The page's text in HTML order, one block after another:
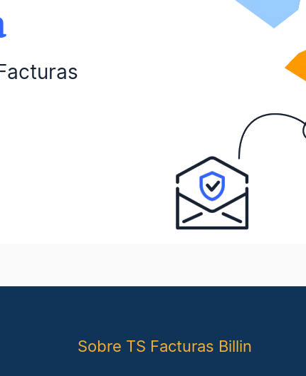
Sobre TS Facturas Billin